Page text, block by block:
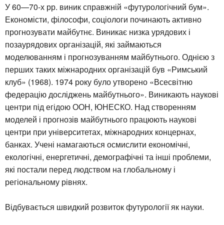
У 60—70-х рр. виник справжній «футурологічний бум».
Економісти, філософи, соціологи починають активно
прогнозувати майбутнє. Виникає низка урядових і
позаурядових організацій, які займаються
моделюванням і прогнозуванням майбутнього. Однією з
перших таких міжнародних організацій був «Римський
клуб» (1968). 1974 року було утворено «Всесвітню
федерацію досліджень майбутнього». Виникають наукові
центри під егідою ООН, ЮНЕСКО. Над створенням
моделей і прогнозів майбутнього працюють наукові
центри при університетах, міжнародних концернах,
банках. Учені намагаються осмислити економічні,
екологічні, енергетичні, демографічні та інші проблеми,
які постали перед людством на глобальному і
регіональному рівнях.
Відбувається швидкий розвиток футурології як науки.